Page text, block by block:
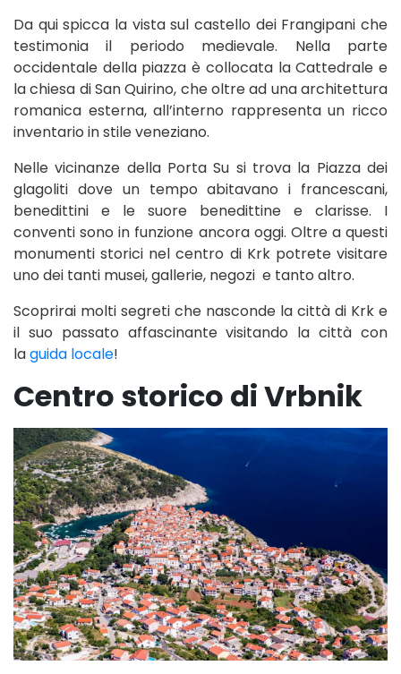
Da qui spicca la vista sul castello dei Frangipani che
testimonia il periodo medievale. Nella parte
occidentale della piazza è collocata la Cattedrale e
la chiesa di San Quirino, che oltre ad una architettura
romanica esterna, all’interno rappresenta un ricco
inventario in stile veneziano.
Nelle vicinanze della Porta Su si trova la Piazza dei
glagoliti dove un tempo abitavano i francescani,
benedittini e le suore benedittine e clarisse. I
conventi sono in funzione ancora oggi. Oltre a questi
monumenti storici nel centro di Krk potrete visitare
uno dei tanti musei, gallerie, negozi e tanto altro.
Scoprirai molti segreti che nasconde la città di Krk e
il suo passato affascinante visitando la città con
laguida locale!
Centro storico di Vrbnik